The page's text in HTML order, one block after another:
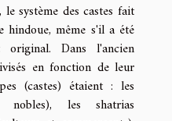
système des castes fait
même s'il a été
Dans l'ancien
en fonction de leur
(castes) étaient : les
nobles), les shatrias